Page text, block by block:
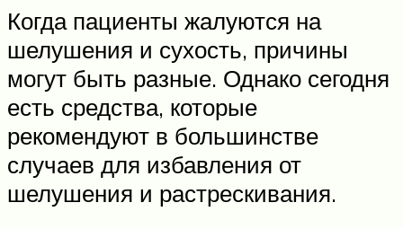
Когда пациенты жалуются на
шелушения и сухость, причины
могут быть разные. Однако сегодня
есть средства, которые
рекомендуют в большинстве
случаев для избавления от
шелушения и растрескивания.